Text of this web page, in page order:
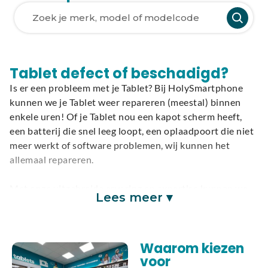
Tablet defect of beschadigd?
Is er een probleem met je Tablet? Bij HolySmartphone
kunnen we je Tablet weer repareren (meestal) binnen
enkele uren! Of je Tablet nou een kapot scherm heeft,
een batterij die snel leeg loopt, een oplaadpoort die niet
meer werkt of software problemen, wij kunnen het
allemaal repareren.
alle reparaties snel en vakkundig uitvoeren waaronder
opsturen via de post.
Lees meer ▾
Waarom kiezen
voor